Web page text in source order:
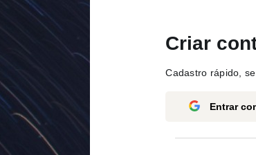
Criar
Cadastro rápido,
Entrar